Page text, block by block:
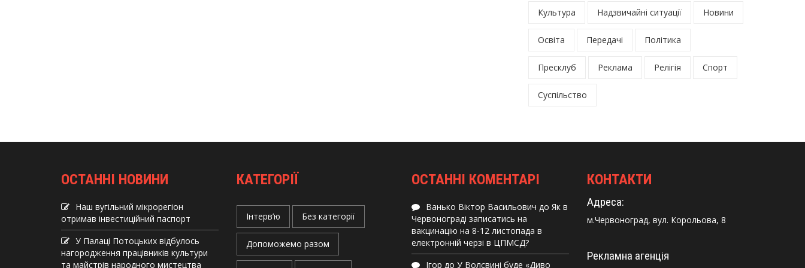
Культура Надзвичайні ситуації Новини
Освіта Передачі Політика
Пресклуб Реклама Релігія Спорт
Суспільство
ОСТАННІ НОВИНИ
Наш вугільний мікрорегіон
отримав інвеcтиційний паспорт
У Палаці Потоцьких відбулось
нагородження працівників культури
та майстрів народного мистецтва
КАТЕГОРІЇ
Інтерв’ю Без категорії
Допоможемо разом
ОСТАННІ КОМЕНТАРІ
Ванько Віктор Васильович до Як в
Червонограді записатись на
вакцинацію на 8-12 листопада в
електронній черзі в ЦПМСД?
Ігор до У Волсвині буде «Диво
КОНТАКТИ
Адреса:
м.Червоноград, вул. Корольова, 8
Рекламна агенція